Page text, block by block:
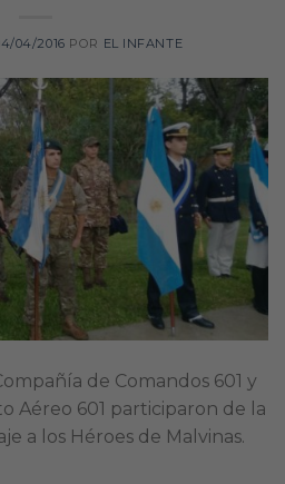
04/2016 POR EL INFANTE
de Comandos 601 y
Aéreo 601 participaron de la
a los Héroes de Malvinas.